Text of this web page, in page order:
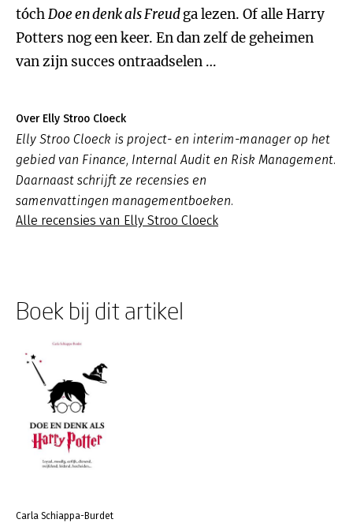
tóchDoe en denk als Freudga lezen. Of alle Harry
Potters nog een keer. En dan zelf de geheimen
van zijn succes ontraadselen …
Over Elly Stroo Cloeck
Elly Stroo Cloeck is project- en interim-manager op het
gebied van Finance, Internal Audit en Risk Management.
Daarnaast schrijft ze recensies en
samenvattingen managementboeken.
Alle recensies van Elly Stroo Cloeck
Boek bij dit artikel
Carla Schiappa-Burdet